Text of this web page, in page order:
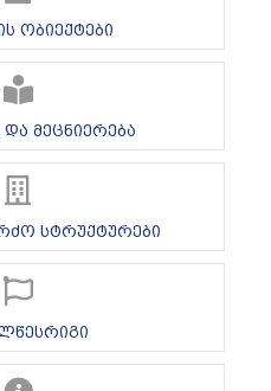
ობიექტები
მეცნიერება
სტრუქტურები